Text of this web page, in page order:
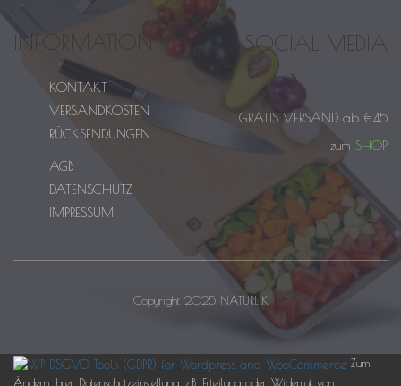
INFORMATION
KONTAKT
VERSANDKOSTEN
RÜCKSENDUNGEN
AGB
DATENSCHUTZ
IMPRESSUM
SOCIAL MEDIA
GRATIS VERSAND ab €45
zum SHOP
Copyright 2025 NATURLIK
Zum
Ändern Ihrer Datenschutzeinstellung, z.B. Erteilung oder Widerruf von